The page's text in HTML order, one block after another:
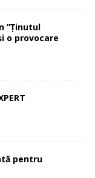
”Ținutul
o provocare
pentru